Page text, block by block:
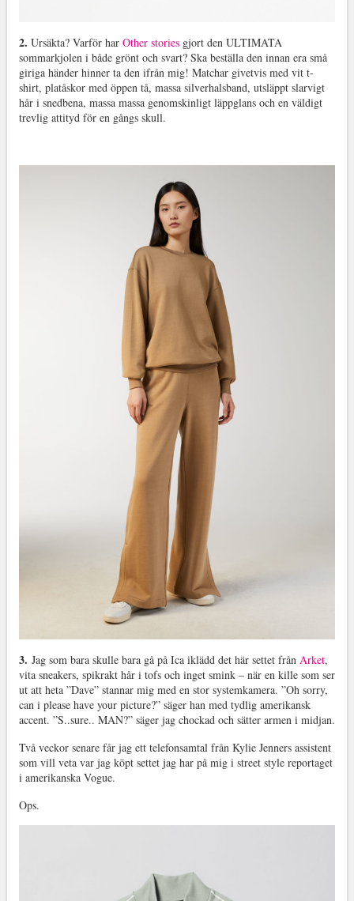
2. Ursäkta? Varför har Other storiesgjort den ULTIMATA
sommarkjolen i både grönt och svart? Ska beställa den innan era små
giriga händer hinner ta den ifrån mig! Matchar givetvis med vit t-
shirt, platåskor med öppen tå, massa silverhalsband, utsläppt slarvigt
hår i snedbena, massa massa genomskinligt läppglans och en väldigt
trevlig attityd för en gångs skull.
3. Jag som bara skulle bara gå på Ica iklädd det här settet från Arket,
vita sneakers, spikrakt hår i tofs och inget smink – när en kille som ser
ut att heta ”Dave” stannar mig med en stor systemkamera. ”Oh sorry,
can i please have your picture?” säger han med tydlig amerikansk
accent. ”S..sure.. MAN?” säger jag chockad och sätter armen i midjan.
Två veckor senare får jag ett telefonsamtal från Kylie Jenners assistent
som vill veta var jag köpt settet jag har på mig i street style reportaget
i amerikanska Vogue.
Ops.